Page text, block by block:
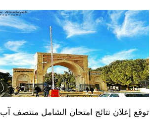
توقع إعلان نتائج امتحان الشامل منتصف آب